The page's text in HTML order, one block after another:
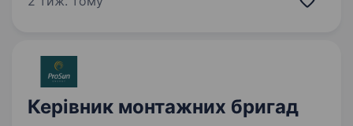
Керівник монтажних бригад